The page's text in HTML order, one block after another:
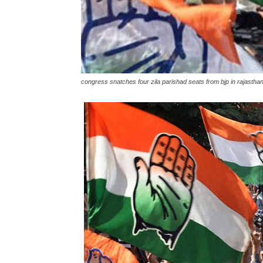
congress snatches four zila parishad seats from bjp in rajasthan